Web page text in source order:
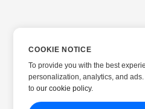
COOKIE NOTICE
To provide you with the best
personalization, analytics, and
toour cookie policy.